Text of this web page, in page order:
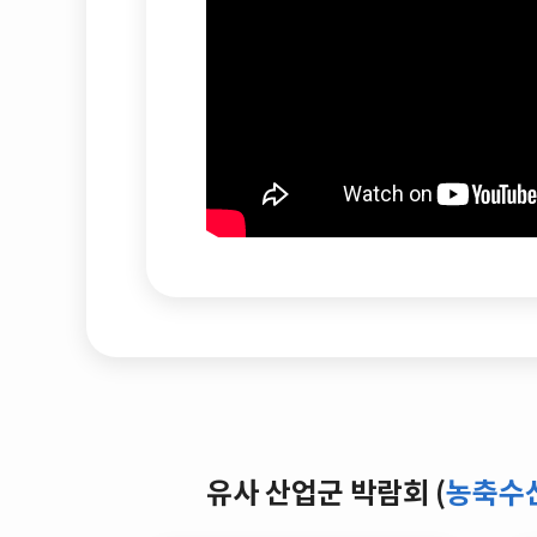
유사 산업군 박람회 (농축수